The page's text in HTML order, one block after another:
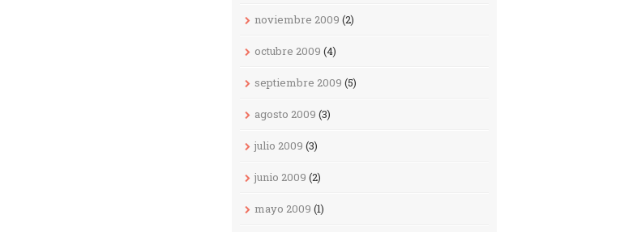
noviembre 2009 (2)
octubre 2009 (4)
septiembre 2009 (5)
agosto 2009 (3)
julio 2009 (3)
junio 2009 (2)
mayo 2009 (1)